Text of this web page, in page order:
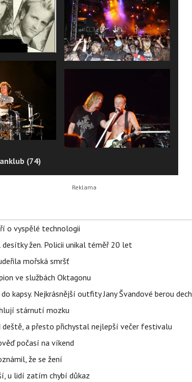
(74)
o vyspělé technologii
desítky žen. Policii unikal téměř 20 let
mořská smršť
ve službách Oktagonu
kapsy. Nejkrásnější outfity Jany Švandové berou dech
stárnutí mozku
a přesto přichystal nejlepší večer festivalu
počasí na víkend
že se žení
u lidí zatím chybí důkaz